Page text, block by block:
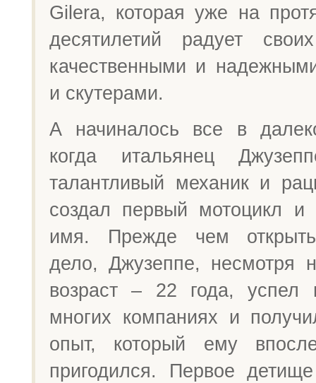
Gilera, которая уже на
десятилетий радует
качественными и
и скутерами.
А начиналось все в
когда итальянец
талантливый механик и
создал первый мотоцикл
имя. Прежде чем открыть
дело, Джузеппе, несмотря
возраст – 22 года, успел
многих компаниях и
опыт, который ему
пригодился. Первое